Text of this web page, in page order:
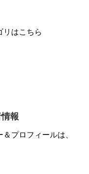
リはこちら
報
プロフィールは、